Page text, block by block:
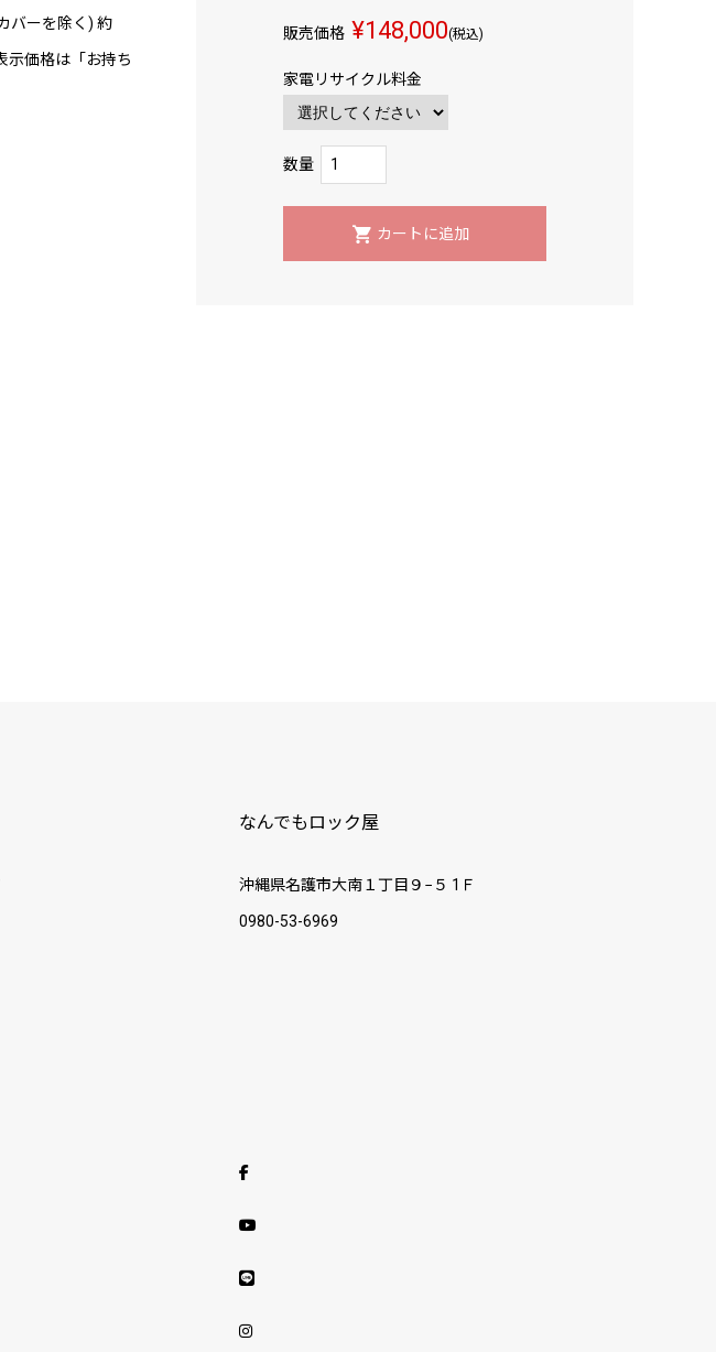
バーを除く) 約
示価格は「お持ち
販売価格 ¥148,000(税込)
家電リサイクル料金
数量
なんでもロック屋
沖縄県名護市大南１丁目９−５ 1Ｆ
0980-53-6969